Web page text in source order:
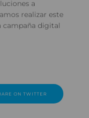
a
realizar este
campaña digital
ON TWITTER